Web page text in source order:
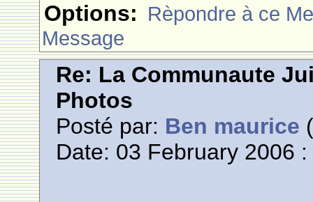
Options: Rèpondre à ce
Message
Re: La Communaute
Photos
Posté par: Ben maurice
Date: 03 February 2006